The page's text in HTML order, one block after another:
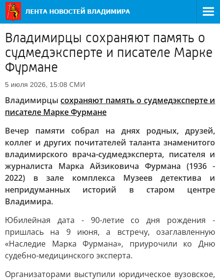
Владимирцы сохраняют память о
судмедэксперте и писателе Марке
Фурмане
5 июля 2026, 15:08 СМИ
Владимирцысохраняют память о судмедэксперте и
писателе Марке Фурмане
Вечер памяти собрал на днях родных, друзей,
коллег и других почитателей таланта знаменитого
владимирского врача-судмедэксперта, писателя и
журналиста Марка Айзиковича Фурмана (1936 -
2022) в зале комплекса Музеев детектива и
непридуманных историй в старом центре
Владимира.
Юбилейная дата - 90-летие со дня рождения -
пришлась на 9 июня, а встречу, озаглавленную
«Наследие Марка Фурмана», приурочили ко Дню
судебно-медицинского эксперта.
Организаторами выступили юридическое вузовское,